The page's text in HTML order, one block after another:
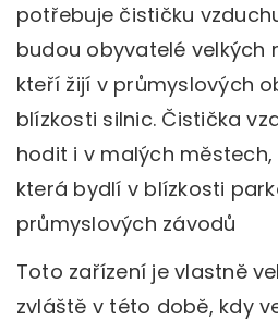
potřebuje čističku
budou obyvatelé velkých
kteří žijí v průmyslových
blízkosti silnic. Čistička
hodit i v malých
která bydlí v blízkosti
průmyslových závodů
Toto zařízení je vlastně
zvláště v této době, kdy